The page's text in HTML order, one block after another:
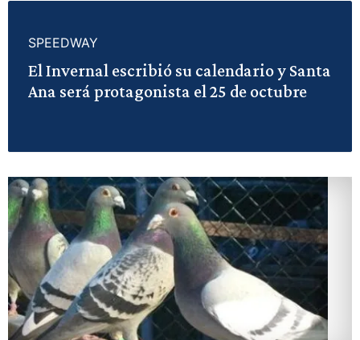
SPEEDWAY
El Invernal escribió su calendario y Santa
Ana será protagonista el 25 de octubre